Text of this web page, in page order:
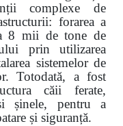
complexe de
forarea a
8 mii de tone de
prin utilizarea
sistemelor de
Totodată, a fost
căii ferate,
șinele, pentru a
și siguranță.